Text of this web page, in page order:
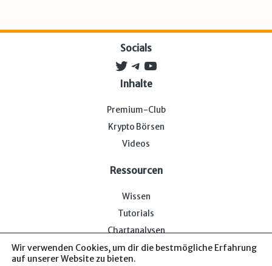
Socials
Twitter
Telegram
YouTube
Inhalte
Premium-Club
Krypto Börsen
Videos
Ressourcen
Wissen
Tutorials
Chartanalysen
Wir verwenden Cookies, um dir die bestmögliche Erfahrung
auf unserer Website zu bieten.